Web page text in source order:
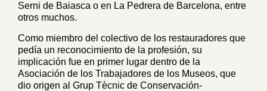
Serni de Baiasca o en La Pedrera de Barcelona, entre
otros muchos.
Como miembro del colectivo de los restauradores que
pedía un reconocimiento de la profesión, su
implicación fue en primer lugar dentro de la
Asociación de los Trabajadores de los Museos, que
dio origen al Grup Tècnic de Conservación-